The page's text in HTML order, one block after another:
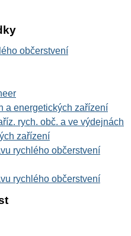
občerstvení
a energetických zařízení
rych. obč. a ve výdejnách
zařízení
rychlého občerstvení
rychlého občerstvení